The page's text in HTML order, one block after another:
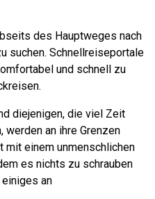
des Hauptweges nach
suchen. Schnellreiseportale
und schnell zu
diejenigen, die viel Zeit
an ihre Grenzen
mit einem unmenschlichen
es nichts zu schrauben
an